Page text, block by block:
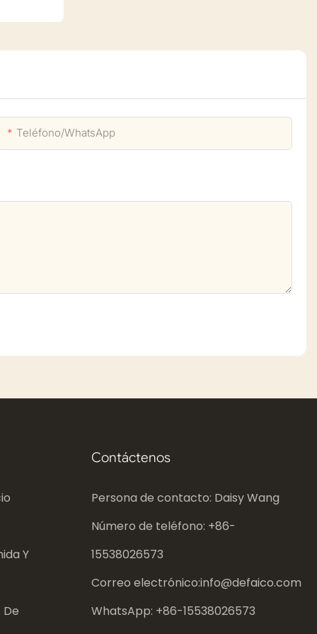
Teléfono/WhatsApp
Y
De
Contáctenos
Persona de contacto: Daisy Wang
Número de teléfono: +86-
15538026573
Correo electrónico:info@defaico.com
WhatsApp: +86-15538026573